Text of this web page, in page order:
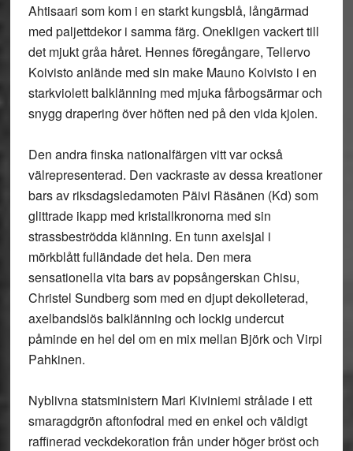
Ahtisaari som kom i en starkt kungsblå, långärmad
med paljettdekor i samma färg. Onekligen vackert till
det mjukt gråa håret. Hennes föregångare, Tellervo
Koivisto anlände med sin make Mauno Koivisto i en
starkviolett balklänning med mjuka fårbogsärmar och
snygg drapering över höften ned på den vida kjolen.
Den andra finska nationalfärgen vitt var också
välrepresenterad. Den vackraste av dessa kreationer
bars av riksdagsledamoten Päivi Räsänen (Kd) som
glittrade ikapp med kristallkronorna med sin
strassbeströdda klänning. En tunn axelsjal i
mörkblått fulländade det hela. Den mera
sensationella vita bars av popsångerskan Chisu,
Christel Sundberg som med en djupt dekolleterad,
axelbandslös balklänning och lockig undercut
påminde en hel del om en mix mellan Björk och Virpi
Pahkinen.
Nyblivna statsministern Mari Kiviniemi strålade i ett
smaragdgrön aftonfodral med en enkel och väldigt
raffinerad veckdekoration från under höger bröst och